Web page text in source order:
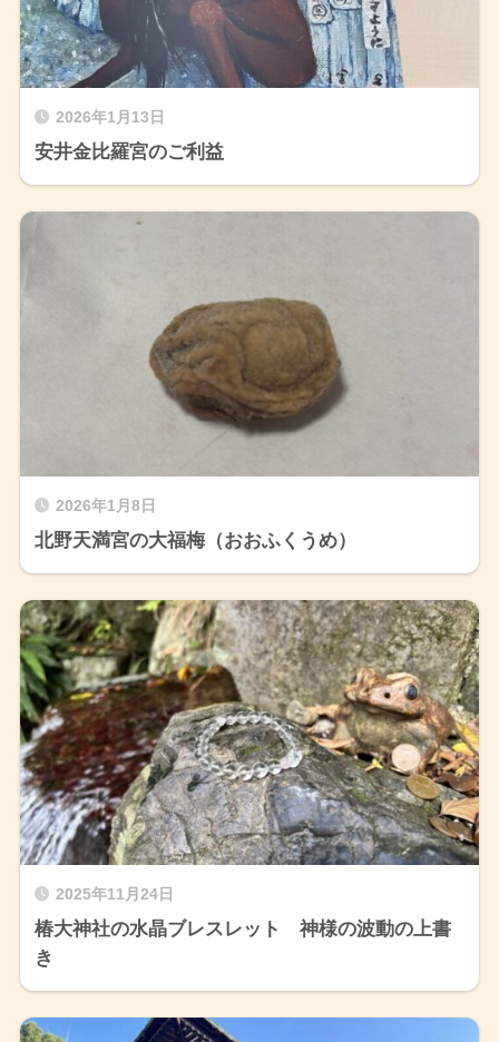
2026年1月13日
安井金比羅宮のご利益
2026年1月8日
北野天満宮の大福梅（おおふくうめ）
2025年11月24日
椿大神社の水晶ブレスレット 神様の波動の上書
き